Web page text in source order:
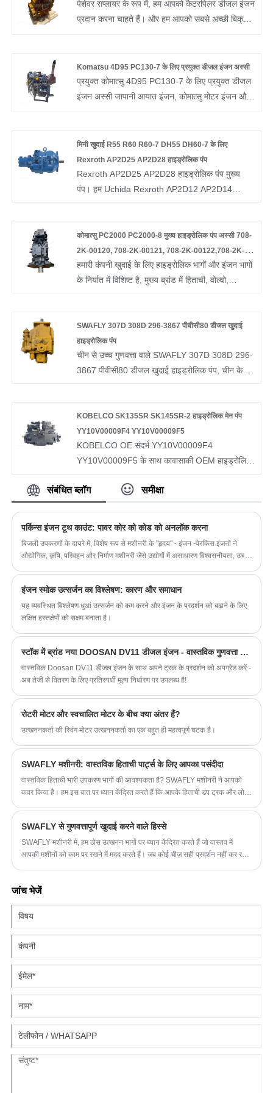
पेशेवर सप्लायर के रूप में, हम आपको कैटरपिलर डीजल इंजन
प्रदान करना चाहते हैं। और हम आपको सबसे अच्छी बिक्री
और कम उत्सर्जन का सही संतुलन प्रदान करते हैं।
Komatsu 4D95 PC130-7 के लिए प्रयुक्त डीजल इंजन अस्सी
प्रयुक्त कोमात्सु 4D95 PC130-7 के लिए प्रयुक्त डीजल
इंजन अस्सी जापानी आयात इंजन, कोमात्सु मोटर इंजन और
मिनी खुदाई R55 R60 R60-7 DH55 DH60-7 के लिए
Rexroth AP2D25 AP2D28 हाइड्रोलिक पंप
Rexroth AP2D25 AP2D28 हाइड्रोलिक पंप मुख्य
पंप। हम Uchida Rexroth AP2D12 AP2D14
मिनी खुदाई R55 R60 R60-7 DH55 DH60-7ï¼ के
लिए Rexroth AP2D25 AP2D28 हाइड्रोलिक पंप में
रुचि रखते हैं, तो कृपया हमसे संपर्क करें। हम निश्चिंत रहने
की गुणवत्ता का पालन करते हैं कि अंतरात्मा की कीमत, समर्पित
कोमात्सु PC2000 PC2000-8 मुख्य हाइड्रोलिक पंप अस्सी 708-
2K-00120, 708-2K-00121, 708-2K-00122,708-2K-
00123
हमारी कंपनी खुदाई के लिए हाइड्रोलिक भागों और इंजन भागों
के निर्यात में विशिष्ट है, मुख्य ब्रांड में हिताची, वोल्वो,
रखते हैं कोमात्सु PC2000 PC2000-8 में मुख्य
हाइड्रोलिक पंप एसे 708-2K-00120, 708-2K-00121,
708-2K-00122,708-2K-00123, आप SWAFLY से
पूरी तरह से समर्थन प्राप्त कर सकते हैं।
SWAFLY 307D 308D 296-3867 पीवीसी80 डीजल खुदाई
हाइड्रोलिक पंप
चीन से उच्च गुणवत्ता वाले SWAFLY 307D 308D 296-
3867 पीवीसी80 डीजल खुदाई हाइड्रोलिक पंप, चीन के
कारखाने, उच्च गुणवत्ता वाले 296-3867 उत्पादों का उत्पादन
करते हैं।
KOBELCO SK135SR SK145SR-2 हाइड्रोलिक मेन पंप
YY10V00009F4 YY10V00009F5
KOBELCO OE संदर्भ YY10V00009F4
YY10V00009F5 के साथ कावासाकी OEM हाइड्रोलिक
लागू होता है। SWAFLY पर चीन से KOBELCO
YY10V00009F4 YY10V00009F5 का एक विशाल
चयन प्राप्त करें। सहयोग के लिए तत्पर पेशेवर बिक्री के बाद
सेवा और सही मूल्य प्रदान करें।
संबंधित ब्लॉग समीक्षा
पर्किन्स इंजन टूथ काउंट: पावर कोर को कोड को अनलॉक करना
बिजली उपकरणों के दायरे में, विशेष रूप से मशीनरी के "हृदय" - इंजन -पेरकिंस इंजनों ने
औद्योगिक, कृषि, परिवहन और निर्माण मशीनरी जैसे उद्योगों में असाधारण विश्वसनीयता, उच्च
इंजन स्मोक उत्सर्जन का विश्लेषण: कारण और समाधान
यह व्यवस्थित विश्लेषण धुआं उत्सर्जन को कम करने और इंजन के प्रदर्शन को बढ़ाने के लिए
लक्षित हस्तक्षेपों को सक्षम बनाता है।
स्टॉक में ब्रांड नया DOOSAN DV11 डीजल इंजन - वास्तविक गुणवत्ता के साथ अपने ट्रक को पावर!
वास्तविक Doosan DV11 डीजल इंजन के साथ अपने ट्रक के प्रदर्शन को अपग्रेड करें -
अब तेजी से वितरण के लिए प्रतिस्पर्धी मूल्य निर्धारण पर उपलब्ध है!
रोटरी मोटर और स्वचालित मोटर के बीच क्या अंतर हैं?
उत्खननकर्ता की स्विंग मोटर उत्खननकर्ता का एक बहुत ही महत्वपूर्ण घटक है।
SWAFLY मशीनरी: वास्तविक हिताची पार्ट्स के लिए आपका पसंदीदा
​वास्तविक हिताची भारी उपकरण भागों की आवश्यकता है? SWAFLY मशीनरी ने आपको
कवर किया है। हम इस बात पर ध्यान केंद्रित करते हैं कि आपके हिताची डंप ट्रक और लोडर
SWAFLY से गुणवत्तापूर्ण खुदाई करने वाले हिस्से
SWAFLY मशीनरी में, हम ठोस उत्खनन भागों पर ध्यान केंद्रित करते हैं जो वास्तव में
आपकी मशीनों को काम पर रखने में मदद करते हैं। जब कोई चीज़ सही प्रदर्शन नहीं कर रही
डायग्नोस्टिक उपकरण भी हैं - जिनमें ISUZU और VE-COM के विकल्प भी शामिल हैं।
जांच भेजें